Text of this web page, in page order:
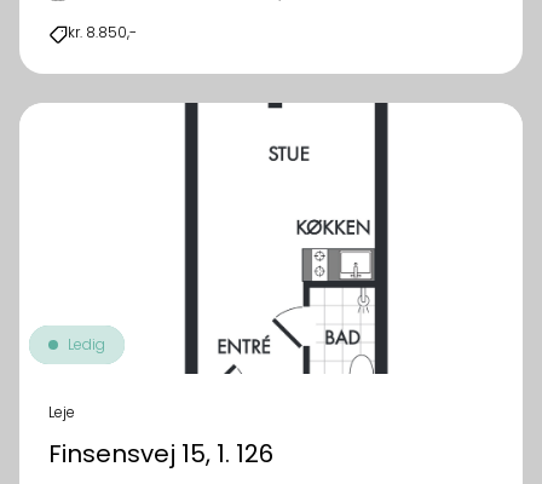
kr. 8.850,-
Ledig
Leje
Finsensvej 15, 1. 126